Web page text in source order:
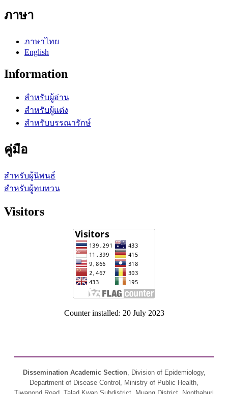
ภาษา
ภาษาไทย
English
Information
สำหรับผู้อ่าน
สำหรับผู้แต่ง
สำหรับบรรณารักษ์
คู่มือ
สำหรับผู้นิพนธ์
สำหรับผู้ทบทวน
Visitors
Counter installed: 20 July 2023
Dissemination Academic Section, Division of Epidemiology,
Department of Disease Control, Ministry of Public Health,